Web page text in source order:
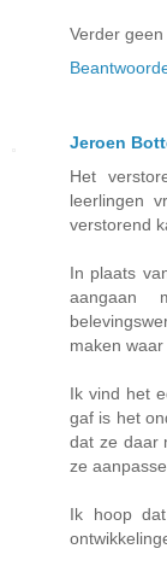
Verder geen
Jeroen
Het
leerlingen
verstorend
In plaats
aangaan
maken
Ik vind het
gaf is het
dat ze daar
ze
Ik hoop